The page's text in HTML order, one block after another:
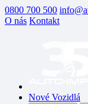
0800 700 500
O nás Kontakt
Nové Vozidlá